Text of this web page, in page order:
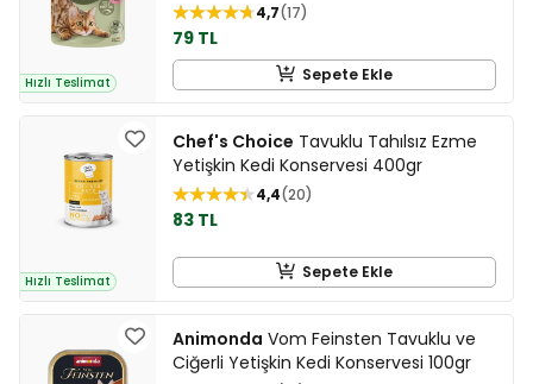
Hızlı Teslimat
4,7 17
79 TL
Sepete Ekle
Hızlı Teslimat
Chef's Choice Tavuklu Tahılsız Ezme
Yetişkin Kedi Konservesi 400gr
4,4 20
83 TL
Sepete Ekle
Animonda Vom Feinsten Tavuklu ve
Ciğerli Yetişkin Kedi Konservesi 100gr